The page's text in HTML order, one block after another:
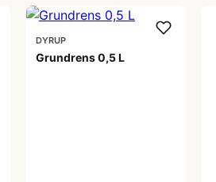
DYRUP
Grundrens 0,5 L